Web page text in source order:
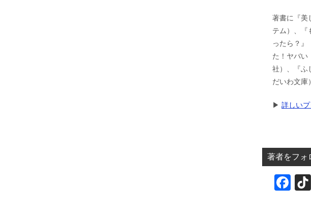
著書に『美
テム）、『
ったら？』
た！ヤバい
社）、『ふ
だいわ文庫
▶︎詳しい
著者をフォ
F